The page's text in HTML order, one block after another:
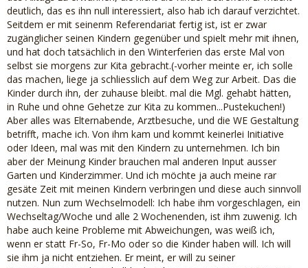
deutlich, das es ihn null interessiert, also hab ich darauf verzichtet.
Seitdem er mit seinenm Referendariat fertig ist, ist er zwar
zugänglicher seinen Kindern gegenüber und spielt mehr mit ihnen,
und hat doch tatsächlich in den Winterferien das erste Mal von
selbst sie morgens zur Kita gebracht.(-vorher meinte er, ich solle
das machen, liege ja schliesslich auf dem Weg zur Arbeit. Das die
Kinder durch ihn, der zuhause bleibt. mal die Mgl. gehabt hätten,
in Ruhe und ohne Gehetze zur Kita zu kommen...Pustekuchen!)
Aber alles was Elternabende, Arztbesuche, und die WE Gestaltung
betrifft, mache ich. Von ihm kam und kommt keinerlei Initiative
oder Ideen, mal was mit den Kindern zu unternehmen. Ich bin
aber der Meinung Kinder brauchen mal anderen Input ausser
Garten und Kinderzimmer. Und ich möchte ja auch meine rar
gesäte Zeit mit meinen Kindern verbringen und diese auch sinnvoll
nutzen. Nun zum Wechselmodell: Ich habe ihm vorgeschlagen, ein
Wechseltag/Woche und alle 2 Wochenenden, ist ihm zuwenig. Ich
habe auch keine Probleme mit Abweichungen, was weiß ich,
wenn er statt Fr-So, Fr-Mo oder so die Kinder haben will. Ich will
sie ihm ja nicht entziehen. Er meint, er will zu seiner